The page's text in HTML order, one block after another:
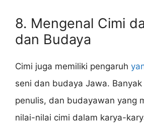
8. Mengenal Cimi
dan Budaya
Cimi juga memiliki pengaruh
seni dan budaya Jawa. Banyak
penulis, dan budayawan yang
nilai-nilai cimi dalam karya-